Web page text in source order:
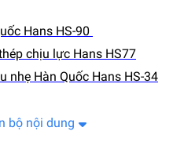
Hans HS-90
chịu lực Hans HS77
nhẹ Hàn Quốc Hans HS-34
bộ nội dung